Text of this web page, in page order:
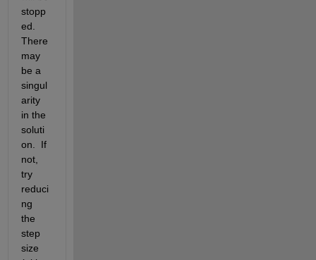
stopp
ed.
There
may
be a
singul
arity
in the
soluti
on.  If
not,
try
reduci
ng
the
step
size